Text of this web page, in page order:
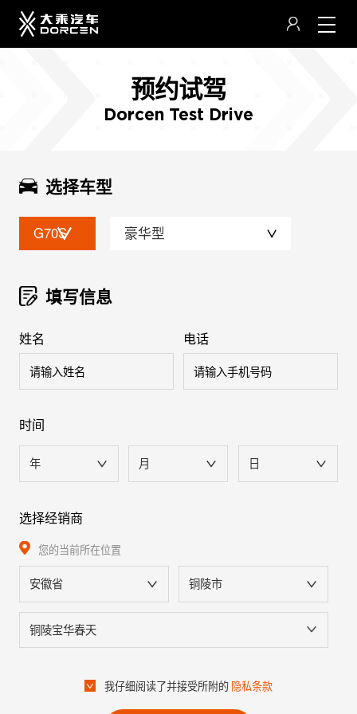
预约试驾
Dorcen Test Drive
选择车型
G70S 豪华型
填写信息
姓名 电话
时间
年 月 日
选择经销商
您的当前所在位置
安徽省 铜陵市
铜陵宝华春天
我仔细阅读了并接受所附的 隐私条款